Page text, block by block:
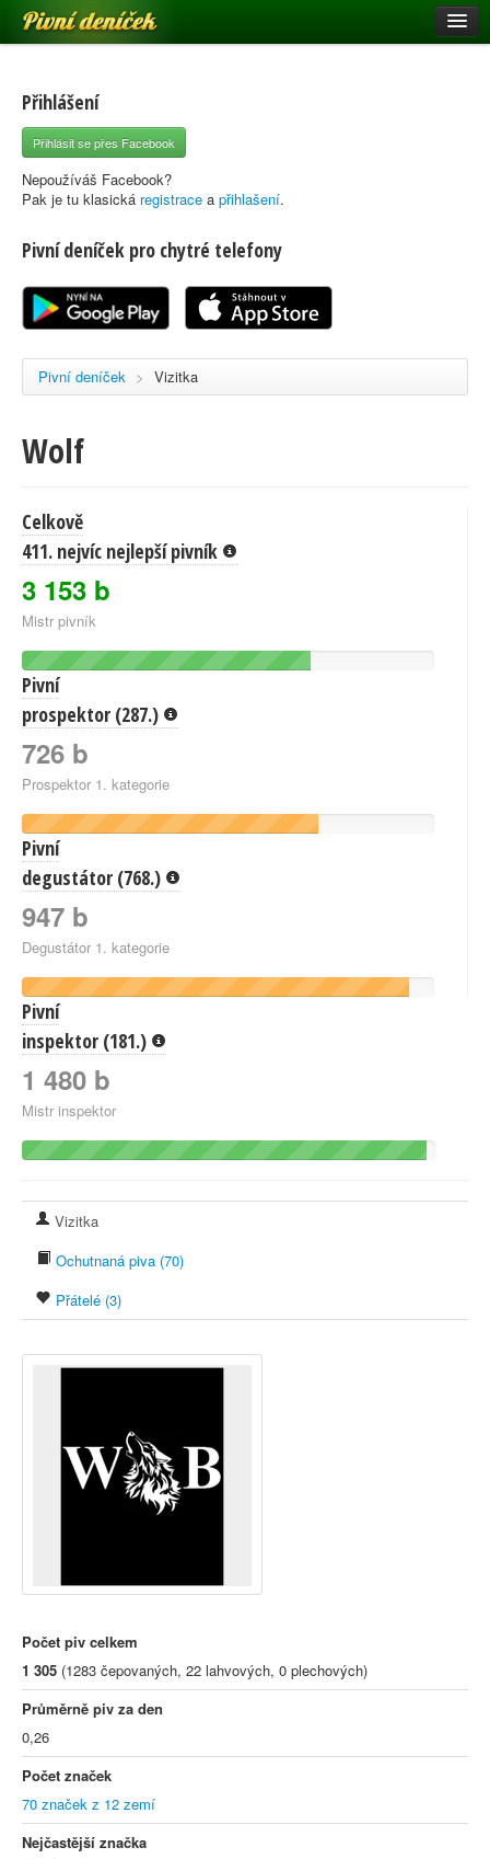
Pivní deníček
Pivní mapa
Pivní značky
Nápověda
Registrace
Přihlášení
Přihlásit se přes Facebook
Nepoužíváš Facebook?
Pak je tu klasická registrace a přihlašení.
Pivní deníček pro chytré telefony
Pivní deníček > Vizitka
Wolf
Celkově
411. nejvíc nejlepší pivník
3 153 b
Mistr pivník
Pivní
prospektor (287.)
726 b
Prospektor 1. kategorie
Pivní
degustátor (768.)
947 b
Degustátor 1. kategorie
Pivní
inspektor (181.)
1 480 b
Mistr inspektor
Vizitka
Ochutnaná piva (70)
Přátelé (3)
Počet piv celkem
1 305 (1283 čepovaných, 22 lahvových, 0 plechových)
Průměrně piv za den
0,26
Počet značek
70 značek z 12 zemí
Nejčastější značka